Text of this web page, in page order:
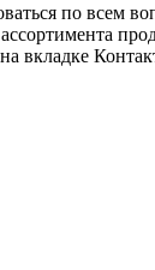
по всем
вкладке